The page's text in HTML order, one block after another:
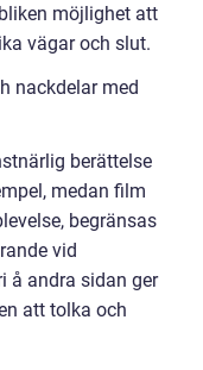
möjlighet att
vägar och slut.
nackdelar med
berättelse
medan film
begränsas
vid
å andra sidan ger
att tolka och